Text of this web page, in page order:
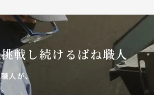
挑戦し続けるばね職人
人が、